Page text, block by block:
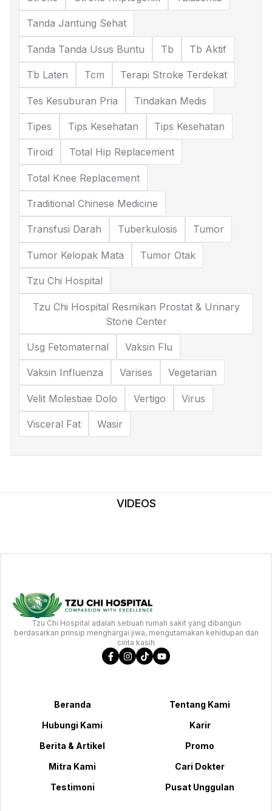
Tanda Jantung Sehat
Tanda Tanda Usus Buntu Tb Tb Aktif
Tb Laten Tcm Terapi Stroke Terdekat
Tes Kesuburan Pria Tindakan Medis
Tipes Tips Kesehatan Tips Kesehatan
Tiroid Total Hip Replacement
Total Knee Replacement
Traditional Chinese Medicine
Transfusi Darah Tuberkulosis Tumor
Tumor Kelopak Mata Tumor Otak
Tzu Chi Hospital
Tzu Chi Hospital Resmikan Prostat & Urinary
Stone Center
Usg Fetomaternal Vaksin Flu
Vaksin Influenza Varises Vegetarian
Velit Molestiae Dolo Vertigo Virus
Visceral Fat Wasir
VIDEOS
Tzu Chi Hospital adalah sebuah rumah sakit yang dibangun
berdasarkan prinsip menghargai jiwa, mengutamakan kehidupan dan
cinta kasih
Beranda
Tentang Kami
Hubungi Kami
Karir
Berita & Artikel
Promo
Mitra Kami
Cari Dokter
Testimoni
Pusat Unggulan